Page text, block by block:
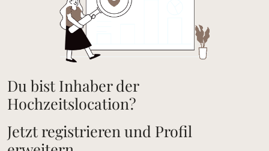
Du bist Inhaber der
Hochzeitslocation?
Jetzt registrieren und Profil